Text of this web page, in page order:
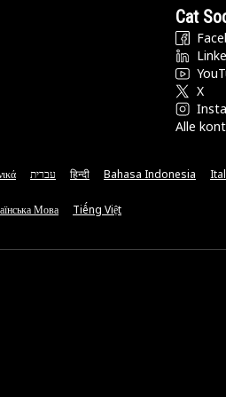
Cat
X
Alle
עברית हिन्दी Bahasa Indonesia
Мова Tiếng Việt